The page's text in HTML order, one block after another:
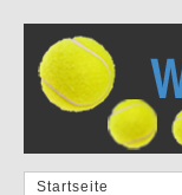
Startseite